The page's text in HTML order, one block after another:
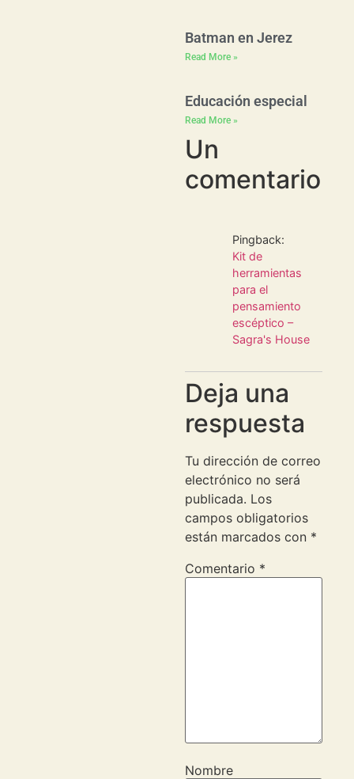
Batman en Jerez
Read More »
Educación especial
Read More »
Un
comentario
Pingback:
Kit de
herramientas
para el
pensamiento
escéptico –
Sagra's House
Deja una
respuesta
Tu dirección de correo
electrónico no será
publicada. Los
campos obligatorios
están marcados con *
Comentario *
Nombre